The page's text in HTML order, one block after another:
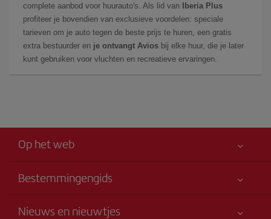
complete aanbod voor huurauto's. Als lid van
Iberia Plus
profiteer je bovendien van exclusieve voordelen: speciale
tarieven om je auto tegen de beste prijs te huren, een gratis
extra bestuurder en je ontvangt Avios bij elke huur, die je later
kunt gebruiken voor vluchten en recreatieve ervaringen.
Op het web
Bestemmingengids
Nieuws en nieuwtjes